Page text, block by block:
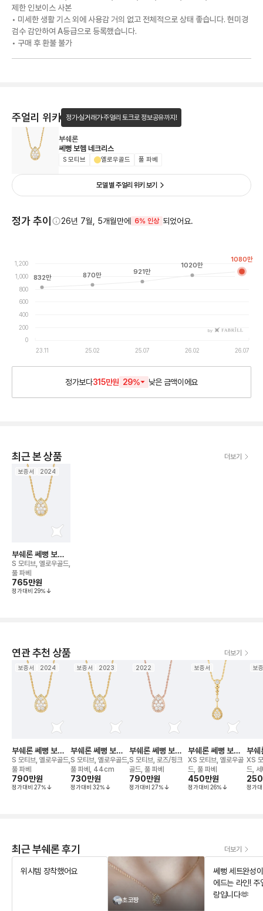
제한 인보이스 사본
• 미세한 생활 기스 외에 사용감 거의 없고 전체적으로 상태 좋습니다. 현미경
검수 감안하여 A등급으로 등록했습니다.
• 구매 후 환불 불가
주얼리 위키 정가·실거래가·주얼리 토크로 정보공유까지!
부쉐론
쎄뻥 보헴 네크리스
S 모티브 옐로우골드 풀 파베
모델 별 주얼리 위키 보기
정가 추이 26년 7월, 5개월만에 6% 인상 되었어요.
0
200
400
600
800
1,000
1,200
23.11 25.02 25.07 26.02 26.07
by
832만 870만 921만
1020만
1080만
정가보다315만원 29% 낮은금액이에요
최근 본 상품 더보기
보증서 2024
부쉐론 쎄뻥 보헴
네크리스
S 모티브, 옐로우골드,
풀 파베
765만원
정가대비 29%
연관 추천 상품 더보기
보증서 2024
부쉐론 쎄뻥 보헴
네크리스
S 모티브, 옐로우골드,
풀 파베
790만원
정가대비 27%
보증서 2023
부쉐론 쎄뻥 보헴
네크리스
S 모티브, 옐로우골드,
풀 파베, 44cm
730만원
정가대비 32%
2022
부쉐론 쎄뻥 보헴
네크리스
S 모티브, 로즈/핑크
골드, 풀 파베
790만원
정가대비 27%
보증서
부쉐론 쎄뻥 보헴
쏠라리떼 네크리스
XS 모티브, 옐로우골
드, 풀 파베
450만원
정가대비 26%
보
부쉐
네크
XS
드,
250
정가
최근 부쉐론 후기 더보기
위시템 장착했어요
초코짱
쎄뻥 세트완성
에드는 라인! 주얼리는 사
랑입니다🫶